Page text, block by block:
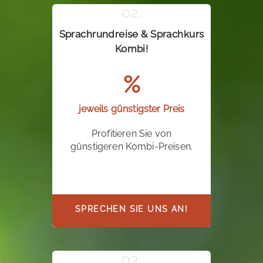
Sprachrundreise & Sprachkurs
Kombi!
%
jeweils günstigster Preis
Profitieren Sie von
günstigeren Kombi-Preisen.
SPRECHEN SIE UNS AN!